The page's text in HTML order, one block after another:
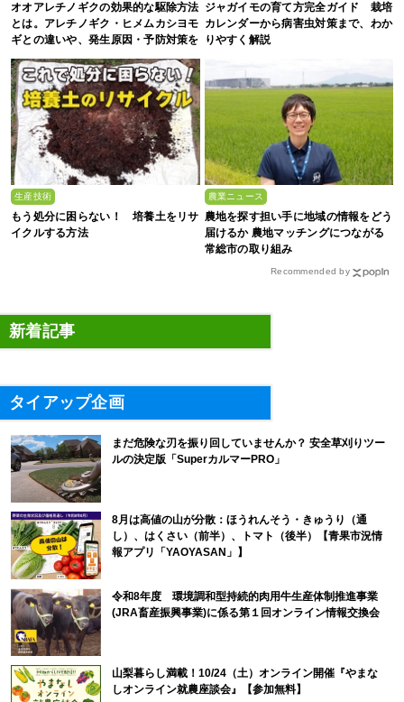
オオアレチノギクの効果的な駆除方法
とは。アレチノギク・ヒメムカシヨモ
ギとの違いや、発生原因・予防対策を
解説
ジャガイモの育て方完全ガイド 栽培
カレンダーから病害虫対策まで、わか
りやすく解説
生産技術
もう処分に困らない！ 培養土をリサ
イクルする方法
農業ニュース
農地を探す担い手に地域の情報をどう
届けるか 農地マッチングにつながる
常総市の取り組み
Recommended by
新着記事
タイアップ企画
まだ危険な刃を振り回していませんか？ 安全草刈りツー
ルの決定版「SuperカルマーPRO」
8月は高値の山が分散：ほうれんそう・きゅうり（通
し）、はくさい（前半）、トマト（後半）【青果市況情
報アプリ「YAOYASAN」】
令和8年度 環境調和型持続的肉用牛生産体制推進事業
(JRA畜産振興事業)に係る第１回オンライン情報交換会
山梨暮らし満載！10/24（土）オンライン開催『やまな
しオンライン就農座談会』【参加無料】